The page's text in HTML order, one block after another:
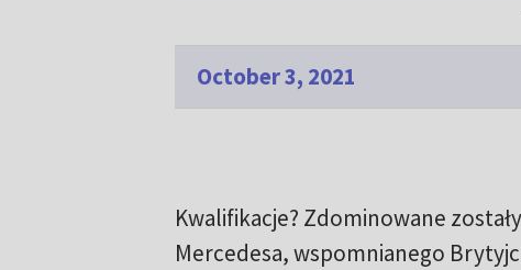
October 3, 2021
Kwalifikacje? Zdominowane
Mercedesa, wspomnianego